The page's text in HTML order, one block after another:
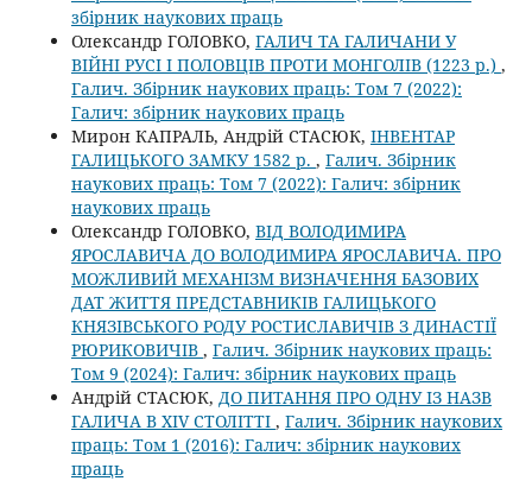
збірник наукових праць
Олександр ГОЛОВКО, ГАЛИЧ ТА ГАЛИЧАНИ У
ВІЙНІ РУСІ І ПОЛОВЦІВ ПРОТИ МОНГОЛІВ (1223 р.) ,
Галич. Збірник наукових праць: Том 7 (2022):
Галич: збірник наукових праць
Мирон КАПРАЛЬ, Андрій СТАСЮК, ІНВЕНТАР
ГАЛИЦЬКОГО ЗАМКУ 1582 р. , Галич. Збірник
наукових праць: Том 7 (2022): Галич: збірник
наукових праць
Олександр ГОЛОВКО, ВІД ВОЛОДИМИРА
ЯРОСЛАВИЧА ДО ВОЛОДИМИРА ЯРОСЛАВИЧА. ПРО
МОЖЛИВИЙ МЕХАНІЗМ ВИЗНАЧЕННЯ БАЗОВИХ
ДАТ ЖИТТЯ ПРЕДСТАВНИКІВ ГАЛИЦЬКОГО
КНЯЗІВСЬКОГО РОДУ РОСТИСЛАВИЧІВ З ДИНАСТІЇ
РЮРИКОВИЧІВ , Галич. Збірник наукових праць:
Том 9 (2024): Галич: збірник наукових праць
Андрій СТАСЮК, ДО ПИТАННЯ ПРО ОДНУ ІЗ НАЗВ
ГАЛИЧА В XIV СТОЛІТТІ , Галич. Збірник наукових
праць: Том 1 (2016): Галич: збірник наукових
праць